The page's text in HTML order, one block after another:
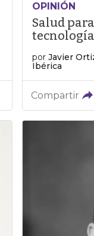
OPINIÓN
Salud
por Javier
Ibérica
Compartir